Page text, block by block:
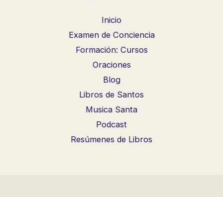
Inicio
Examen de Conciencia
Formación: Cursos
Oraciones
Blog
Libros de Santos
Musica Santa
Podcast
Resúmenes de Libros